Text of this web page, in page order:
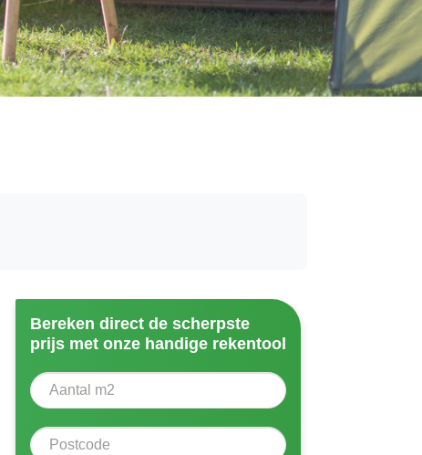
Bereken direct de scherpste
prijs met onze handige rekentool
Aantal vierkante meter
Postcode